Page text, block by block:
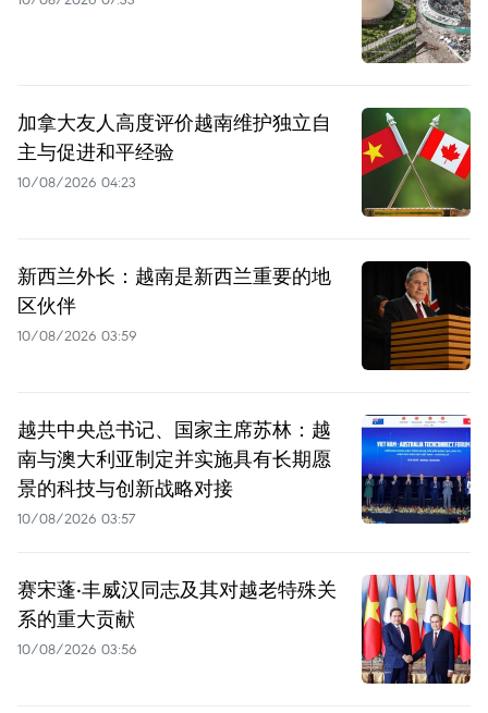
加拿大友人高度评价越南维护独立自
主与促进和平经验
10/08/2026 04:23
新西兰外长：越南是新西兰重要的地
区伙伴
10/08/2026 03:59
越共中央总书记、国家主席苏林：越
南与澳大利亚制定并实施具有长期愿
景的科技与创新战略对接
10/08/2026 03:57
赛宋蓬·丰威汉同志及其对越老特殊关
系的重大贡献
10/08/2026 03:56